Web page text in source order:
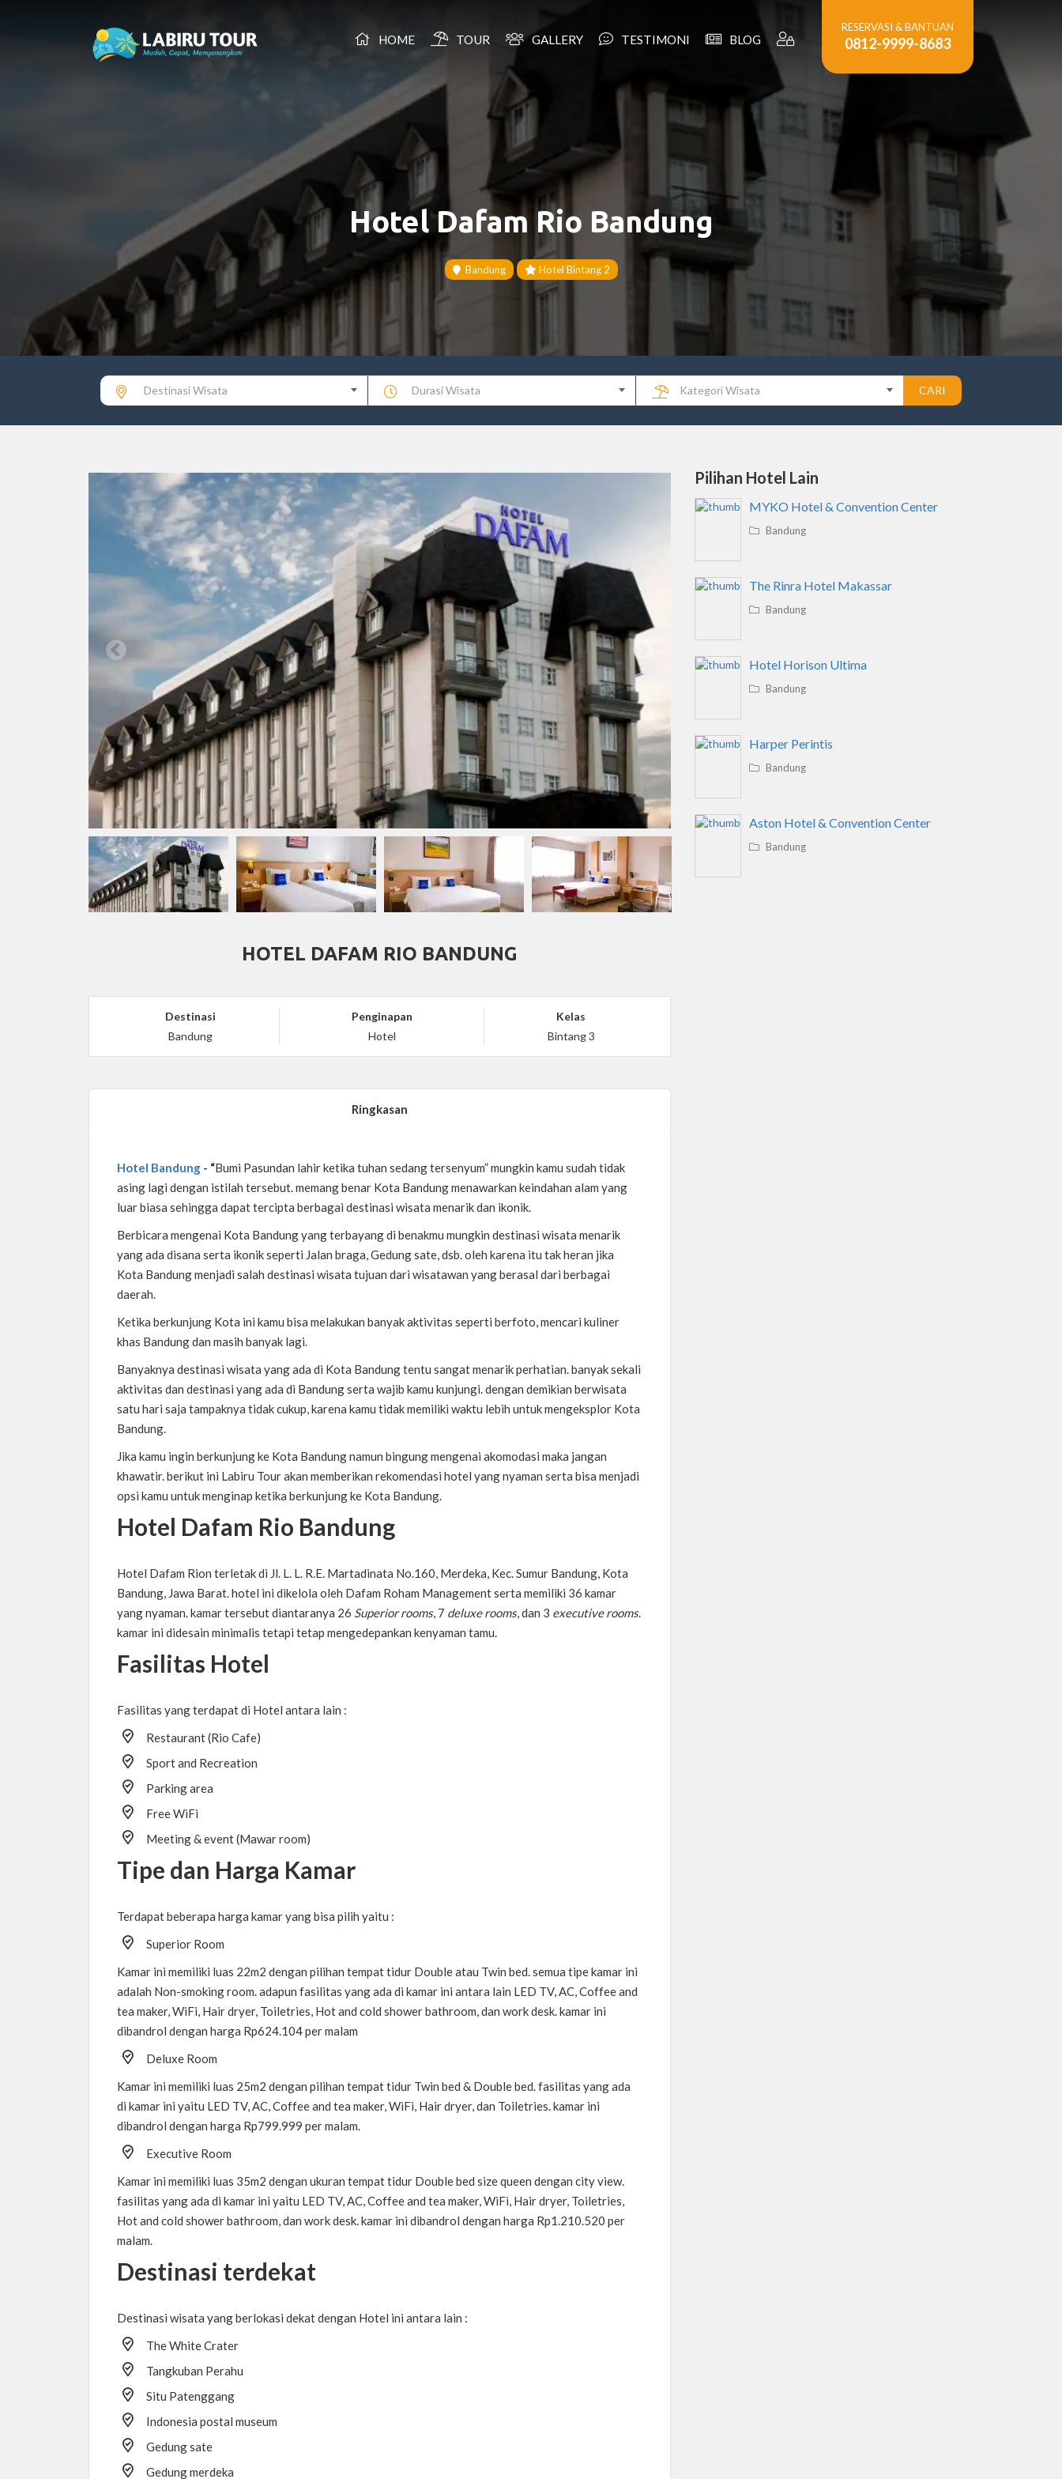
HOME TOUR GALLERY TESTIMONI BLOG
RESERVASI & BANTUAN
0812-9999-8683
Hotel Dafam Rio Bandung
Bandung Hotel Bintang 2
Destinasi Wisata Durasi Wisata Kategori Wisata CARI
HOTEL DAFAM RIO BANDUNG
Destinasi
Bandung
Penginapan
Hotel
Kelas
Bintang 3
Ringkasan
Hotel Bandung - “Bumi Pasundan lahir ketika tuhan sedang tersenyum” mungkin kamu sudah tidak
asing lagi dengan istilah tersebut. memang benar Kota Bandung menawarkan keindahan alam yang
luar biasa sehingga dapat tercipta berbagai destinasi wisata menarik dan ikonik.
Berbicara mengenai Kota Bandung yang terbayang di benakmu mungkin destinasi wisata menarik
yang ada disana serta ikonik seperti Jalan braga, Gedung sate, dsb. oleh karena itu tak heran jika
Kota Bandung menjadi salah destinasi wisata tujuan dari wisatawan yang berasal dari berbagai
daerah.
Ketika berkunjung Kota ini kamu bisa melakukan banyak aktivitas seperti berfoto, mencari kuliner
khas Bandung dan masih banyak lagi.
Banyaknya destinasi wisata yang ada di Kota Bandung tentu sangat menarik perhatian. banyak sekali
aktivitas dan destinasi yang ada di Bandung serta wajib kamu kunjungi. dengan demikian berwisata
satu hari saja tampaknya tidak cukup, karena kamu tidak memiliki waktu lebih untuk mengeksplor Kota
Bandung.
Jika kamu ingin berkunjung ke Kota Bandung namun bingung mengenai akomodasi maka jangan
khawatir. berikut ini Labiru Tour akan memberikan rekomendasi hotel yang nyaman serta bisa menjadi
opsi kamu untuk menginap ketika berkunjung ke Kota Bandung.
Hotel Dafam Rio Bandung
Hotel Dafam Rion terletak di Jl. L. L. R.E. Martadinata No.160, Merdeka, Kec. Sumur Bandung, Kota
Bandung, Jawa Barat. hotel ini dikelola oleh Dafam Roham Management serta memiliki 36 kamar
yang nyaman. kamar tersebut diantaranya 26 Superior rooms, 7 deluxe rooms, dan 3 executive rooms.
kamar ini didesain minimalis tetapi tetap mengedepankan kenyaman tamu.
Fasilitas Hotel
Fasilitas yang terdapat di Hotel antara lain :
Restaurant (Rio Cafe)
Sport and Recreation
Parking area
Free WiFi
Meeting & event (Mawar room)
Tipe dan Harga Kamar
Terdapat beberapa harga kamar yang bisa pilih yaitu :
Superior Room
Kamar ini memiliki luas 22m2 dengan pilihan tempat tidur Double atau Twin bed. semua tipe kamar ini
adalah Non-smoking room. adapun fasilitas yang ada di kamar ini antara lain LED TV, AC, Coffee and
tea maker, WiFi, Hair dryer, Toiletries, Hot and cold shower bathroom, dan work desk. kamar ini
dibandrol dengan harga Rp624.104 per malam
Deluxe Room
Kamar ini memiliki luas 25m2 dengan pilihan tempat tidur Twin bed & Double bed. fasilitas yang ada
di kamar ini yaitu LED TV, AC, Coffee and tea maker, WiFi, Hair dryer, dan Toiletries. kamar ini
dibandrol dengan harga Rp799.999 per malam.
Executive Room
Kamar ini memiliki luas 35m2 dengan ukuran tempat tidur Double bed size queen dengan city view.
fasilitas yang ada di kamar ini yaitu LED TV, AC, Coffee and tea maker, WiFi, Hair dryer, Toiletries,
Hot and cold shower bathroom, dan work desk. kamar ini dibandrol dengan harga Rp1.210.520 per
malam.
Destinasi terdekat
Destinasi wisata yang berlokasi dekat dengan Hotel ini antara lain :
The White Crater
Tangkuban Perahu
Situ Patenggang
Indonesia postal museum
Gedung sate
Gedung merdeka
Pilihan Hotel Lain
MYKO Hotel & Convention Center
Bandung
The Rinra Hotel Makassar
Bandung
Hotel Horison Ultima
Bandung
Harper Perintis
Bandung
Aston Hotel & Convention Center
Bandung